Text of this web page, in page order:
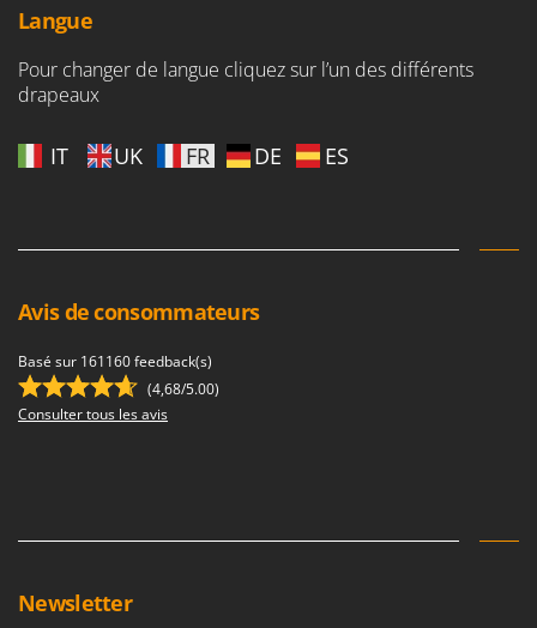
Trancheuses
Transpalettes
Vibroculteurs à tracteur
Lampacrescia - MGM
LAR Casalinghi
Linea VZ
M.A.I.BO.
Macte Ovens
Makita
Langue
Pour changer de langue cliquez sur l’un des différents
drapeaux
IT UK FR DE ES
Avis de consommateurs
Basé sur 161160 feedback(s)
(4,68/5.00)
Consulter tous les avis
Newsletter